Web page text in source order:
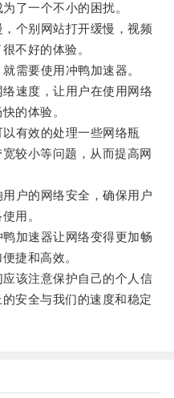
一个不小的困扰。
个别网站打开缓慢，视频
不好的体验。
要使用冲鸭加速器。
速度，让用户在使用网络
的体验。
有效的处理一些网络瓶
较小等问题，从而提高网
户的网络安全，确保用户
用。
加速器让网络变得更加畅
捷和高效。
该注意保护自己的个人信
安全与我们的速度和稳定